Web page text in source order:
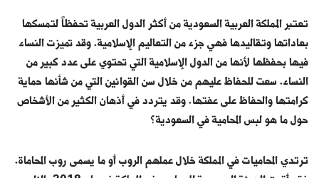
تعتبر المملكة العربية السعودية من أكثر الدول العربية تحفظاً لتمسكها
بعاداتها وتقاليدها فهي جزء من التعاليم الإسلامية. وقد تميزت النساء
فيها بحفظها لأنها من الدول الإسلامية التي تحتوي على عدد كبير من
النساء. سعت للحفاظ عليهم من خلال سن القوانين التي من شأنها حماية
كرامتها والحفاظ على عفتها. وقد يتردد في أذهان الكثير من الأشخاص
حول ما هو لبس المحامية في السعودية؟
ترتدي المحاميات في المملكة خلال عملهم الروب أو ما يسمى روب المحاماة.